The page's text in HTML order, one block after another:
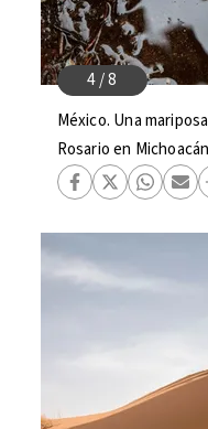
México. Una
Rosario en